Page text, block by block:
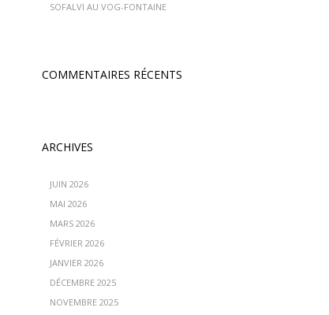
SOFALVI AU VOG-FONTAINE
COMMENTAIRES RÉCENTS
ARCHIVES
JUIN 2026
MAI 2026
MARS 2026
FÉVRIER 2026
JANVIER 2026
DÉCEMBRE 2025
NOVEMBRE 2025